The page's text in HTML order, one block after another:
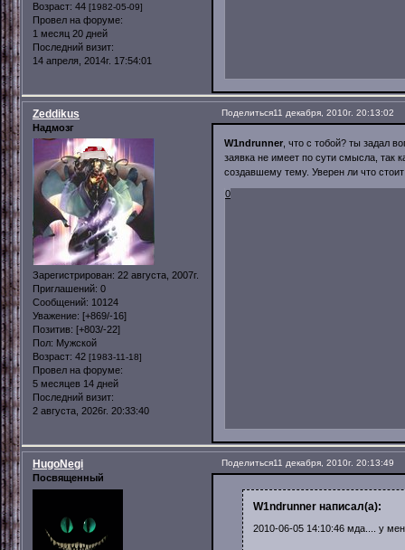
Возраст: 44 [1982-05-09]
Провел на форуме:
1 месяц 20 дней
Последний визит:
14 апреля, 2014г. 17:54:01
Поделиться11 декабря, 2010г. 20:13:02
Zeddikus
Надмозг
Зарегистрирован: 22 августа, 2007г.
Приглашений: 0
Сообщений: 10124
Уважение: [+869/-16]
Позитив: [+803/-22]
Пол: Мужской
Возраст: 42 [1983-11-18]
Провел на форуме:
5 месяцев 14 дней
Последний визит:
2 августа, 2026г. 20:33:40
W1ndrunner , что с тобой? ты задал
заявка не имеет по сути смысла, так
создавшему тему. Уверен ли что
0
Поделиться11 декабря, 2010г. 20:13:49
HugoNegi
Посвященный
W1ndrunner написал(а):
2010-06-05 14:10:46 мда.... у